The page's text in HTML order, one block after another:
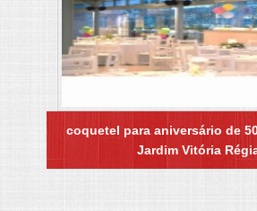
coquetel para aniversário de
Jardim Vitória